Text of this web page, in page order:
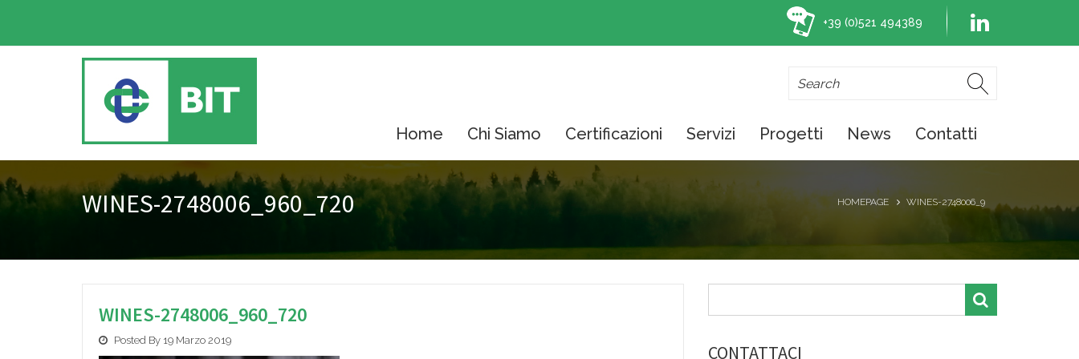
+39 (0)521 494389
Home Chi Siamo Certificazioni Servizi Progetti News Contatti
WINES-2748006_960_720 HOMEPAGE WINES-2748006_9
WINES-2748006_960_720
Posted By 19 Marzo 2019
CONTATTACI